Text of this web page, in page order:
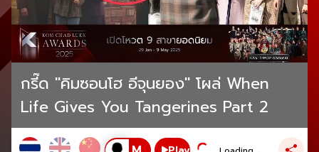
กรี๊ด "คิมซอนโฮ อีจุนยอง" โผล่ When
Life Gives You Tangerines Part 2